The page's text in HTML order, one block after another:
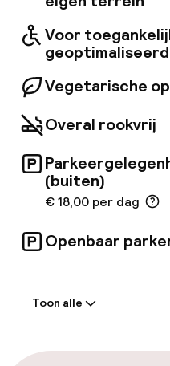
die zijn uitgerust
en openbare
Voor
Vegetarische
Overal rookvrij
(buiten)
€ 18,00 per dag
Openbaar
Laat uitchecken
Toon alle